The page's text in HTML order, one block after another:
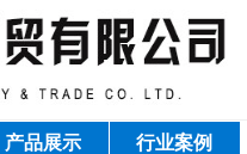
产品展示 行业案例